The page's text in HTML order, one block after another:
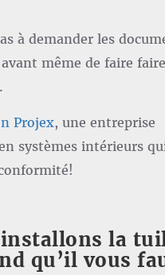
à demander les
même de faire
.
Projex, une entreprise
systèmes intérieurs
la
qu’il vous